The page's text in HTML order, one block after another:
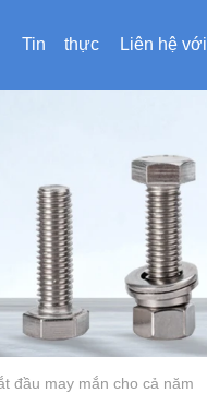
Tin thực Liên hệ với
đầu may mắn cho cả năm